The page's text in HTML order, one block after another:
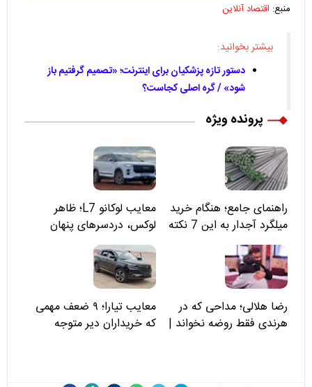
منبع: اقتصاد آنلاین
بیشتر بخوانید:
دستور تازه پزشکیان برای اینترنت؛ «تصمیم گرفتیم باز
شود» / گره اصلی کجاست؟
پرونده ویژه
راهنمای جامع؛ هنگام خرید
میلگرد آجدار به این 7 نکته
توجه کنید
معایب لوکانو L7؛ ظاهر
لوکس، دردسرهای پنهان
رضا هلالی؛ مداحی که در
هرندی فقط روضه نخواند |
معایب تیارا؛ ۹ ضعف مهمی
که خریداران دیر متوجه